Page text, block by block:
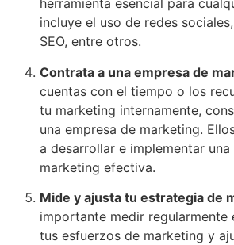
herramienta esencial para
incluye el uso de redes
SEO, entre otros.
Contrata a una empresa de
cuentas con el tiempo o los
tu marketing internamente,
una empresa de marketing.
a desarrollar e implementar
marketing efectiva.
Mide y ajusta tu estrategia de
importante medir regularmente
tus esfuerzos de marketing y